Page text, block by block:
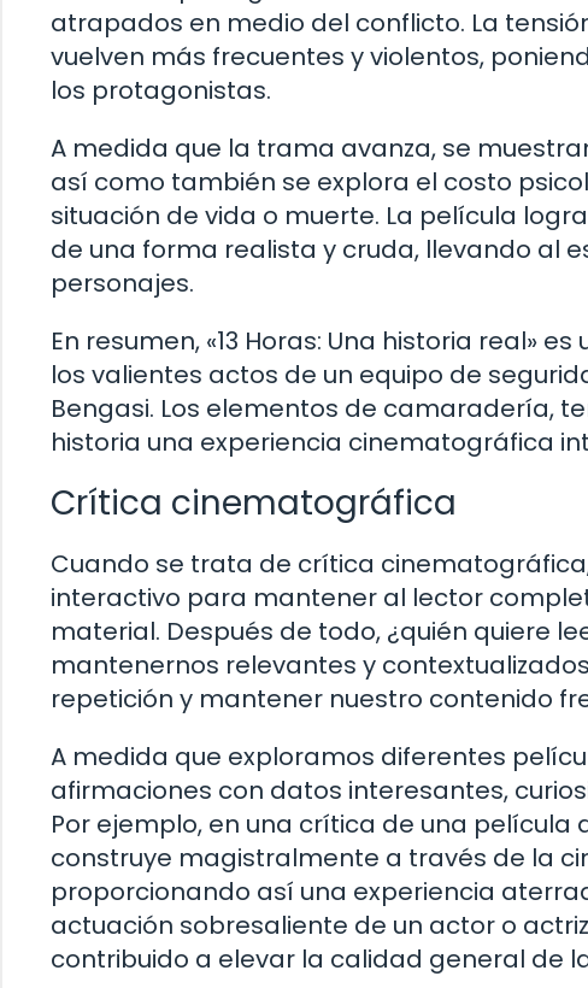
atrapados en medio del conflicto. La
vuelven más frecuentes y violentos,
los protagonistas.
A medida que la trama avanza, se
así como también se explora el costo
situación de vida o muerte. La película
de una forma realista y cruda, llevando al
personajes.
En resumen, «13 Horas: Una historia real»
los valientes actos de un equipo de
Bengasi. Los elementos de camaradería,
historia una experiencia cinematográfica
Crítica cinematográfica
Cuando se trata de crítica
interactivo para mantener al lector
material. Después de todo, ¿quién quiere
mantenernos relevantes y
repetición y mantener nuestro contenido
A medida que exploramos diferentes
afirmaciones con datos interesantes,
Por ejemplo, en una crítica de una
construye magistralmente a través de la
proporcionando así una experiencia
actuación sobresaliente de un actor o
contribuido a elevar la calidad general de